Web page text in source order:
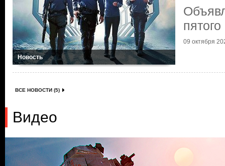
Новость
09 октября
ВСЕ НОВОСТИ (5)
Видео